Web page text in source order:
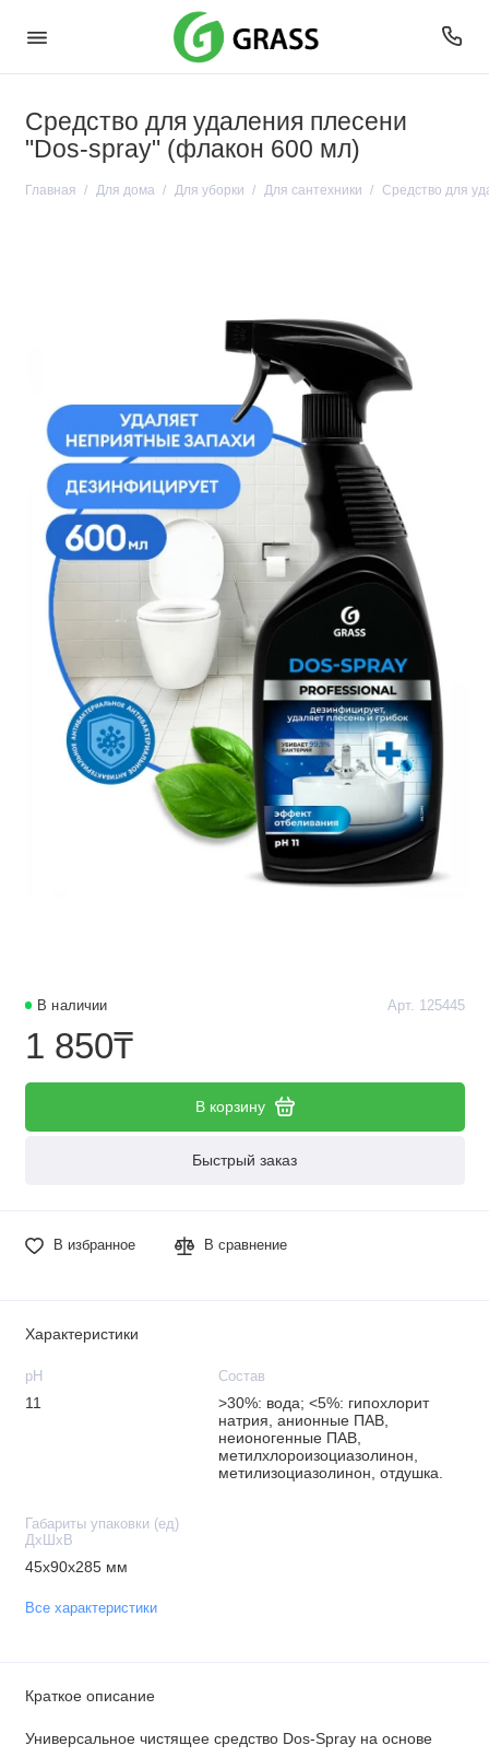
Средство для удаления плесени
"Dos-spray" (флакон 600 мл)
Главная Для дома Для уборки Для сантехники Средство для
В наличии Арт. 125445
1 850₸
В корзину
Быстрый заказ
В избранное В сравнение
Характеристики
рН
11
Состав
>30%: вода; <5%: гипохлорит
натрия, анионные ПАВ,
неионогенные ПАВ,
метилхлороизоциазолинон,
метилизоциазолинон, отдушка.
Габариты упаковки (ед)
ДхШхВ
45x90x285 мм
Все характеристики
Краткое описание
Универсальное чистящее средство Dos-Spray на основе